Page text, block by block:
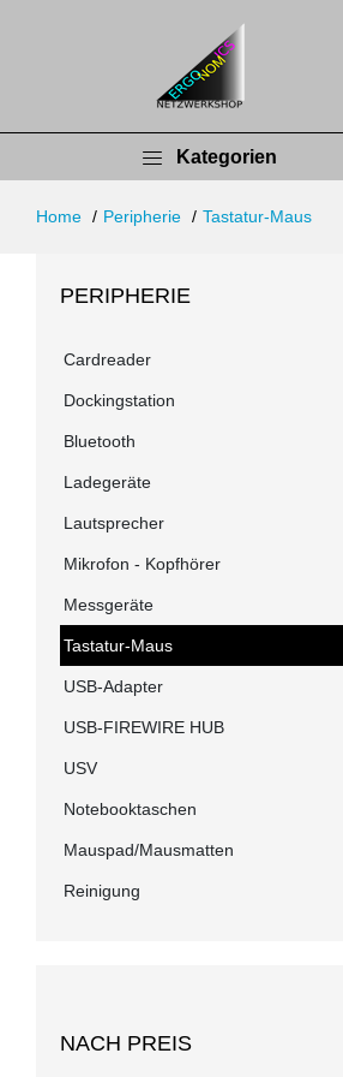
Kategorien
Home Peripherie Tastatur-Maus
PERIPHERIE
Cardreader
Dockingstation
Bluetooth
Ladegeräte
Lautsprecher
Mikrofon - Kopfhörer
Messgeräte
Tastatur-Maus
USB-Adapter
USB-FIREWIRE HUB
USV
Notebooktaschen
Mauspad/Mausmatten
Reinigung
NACH PREIS